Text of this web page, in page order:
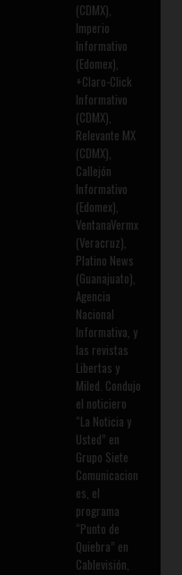
(CDMX),
Imperio
Informativo
(Edomex),
+Claro-Click
Informativo
(CDMX),
Relevante MX
(CDMX),
Callejón
Informativo
(Edomex),
VentanaVermx
(Veracruz),
Platino News
(Guanajuato),
Agencia
Nacional
Informativa, y
las revistas
Libertas y
Miled. Condujo
el noticiero
“La Noticia y
Usted” en
Grupo Siete
Comunicacion
es, el
programa
“Punto de
Quiebra” en
Cablevisión,